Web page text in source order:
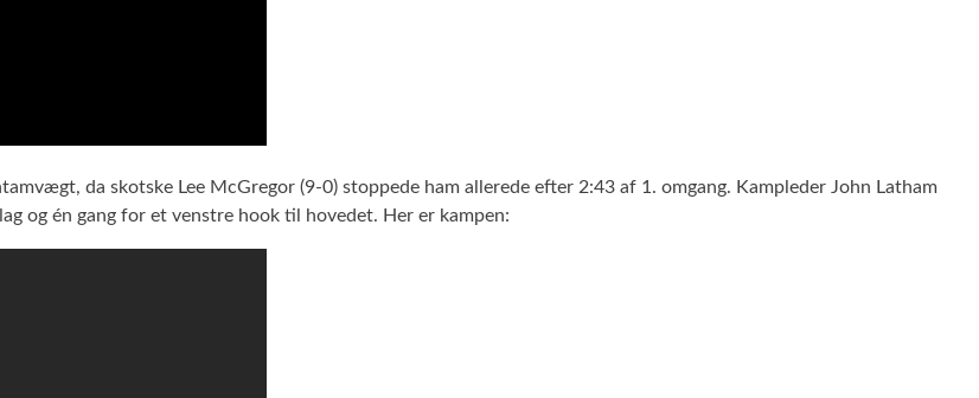
da skotske Lee McGregor (9-0) stoppede ham allerede efter 2:43 af 1. omgang. Kampleder John Latham
og én gang for et venstre hook til hovedet. Her er kampen: